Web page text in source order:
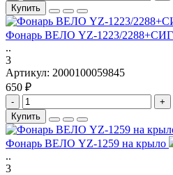
Купить
Фонарь ВЕЛО YZ-1223/
..
3
Артикул: 2000100059845
650 ₽
-
+
Купить
Фонарь ВЕЛО YZ-1259 на крыло
..
3